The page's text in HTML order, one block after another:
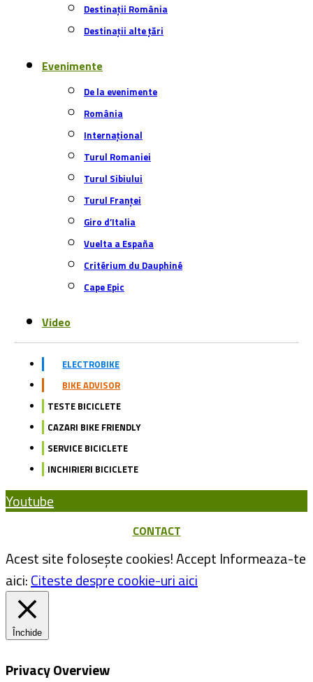
Destinații România
Destinații alte țări
Evenimente
De la evenimente
România
Internațional
Turul Romaniei
Turul Sibiului
Turul Franței
Giro d’Italia
Vuelta a España
Critérium du Dauphiné
Cape Epic
Video
ELECTROBIKE
BIKE ADVISOR
TESTE BICICLETE
CAZARI BIKE FRIENDLY
SERVICE BICICLETE
INCHIRIERI BICICLETE
Youtube
CONTACT
Acest site folosește cookies!Accept Informeaza-te
aici:Citeste despre cookie-uri aici
Închide
Privacy Overview